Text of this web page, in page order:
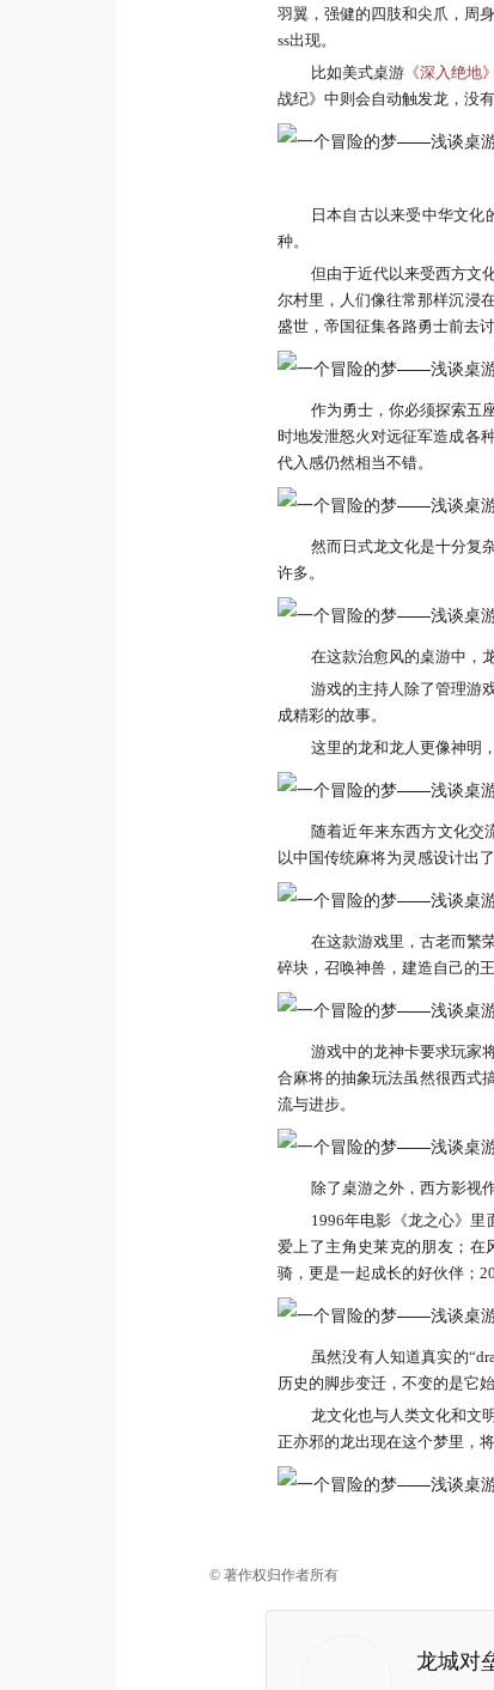
羽翼，强健的四肢和尖爪，周
ss出现。
比如美式桌游 《深入绝地》
战纪》中则会自动触发龙，没
日本自古以来受中华文化
种。
但由于近代以来受西方文
尔村里，人们像往常那样沉浸
盛世，帝国征集各路勇士前去讨
作为勇士，你必须探索五
时地发泄怒火对远征军造成各
代入感仍然相当不错。
然而日式龙文化是十分复
许多。
在这款治愈风的桌游中，
游戏的主持人除了管理游
成精彩的故事。
这里的龙和龙人更像神明
随着近年来东西方文化交
以中国传统麻将为灵感设计出
在这款游戏里，古老而繁
碎块，召唤神兽，建造自己的
游戏中的龙神卡要求玩家
合麻将的抽象玩法虽然很西式
流与进步。
除了桌游之外，西方影视
1996年电影《龙之心》
爱上了主角史莱克的朋友；在
骑，更是一起成长的好伙伴；
虽然没有人知道真实的
历史的脚步变迁，不变的是它
龙文化也与人类文化和文
正亦邪的龙出现在这个梦里，
© 著作权归作者所有
龙城对